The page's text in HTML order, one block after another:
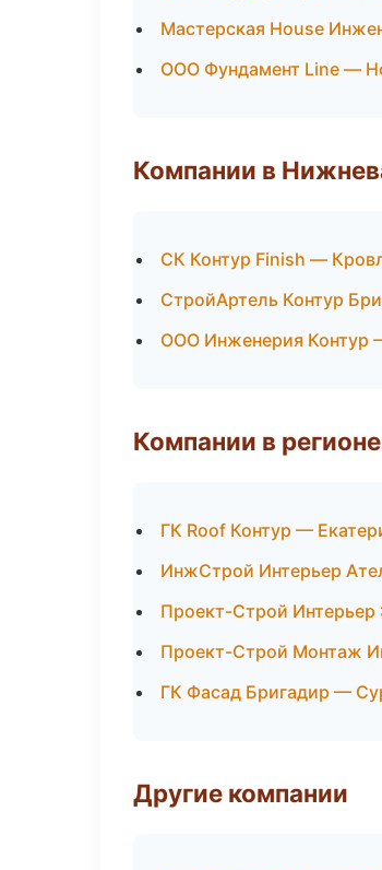
Мастерская House
ООО Фундамент Line —
Компании в
СК Контур Finish —
СтройАртель Контур
ООО Инженерия Контур
Компании в
ГК Roof Контур —
ИнжСтрой Интерьер
Проект-Строй
Проект-Строй Монтаж
ГК Фасад Бригадир —
Другие компании